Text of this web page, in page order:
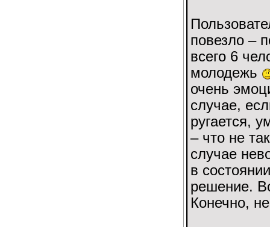
повезло –
всего 6
молодежь
очень
случае,
ругается,
– что не
случае
в
решение.
Конечно,